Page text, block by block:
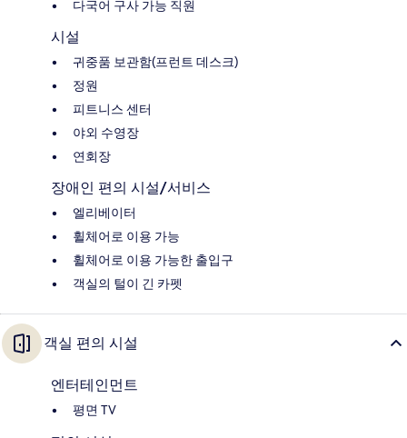
다국어 구사 가능 직원
시설
귀중품 보관함(프런트 데스크)
정원
피트니스 센터
야외 수영장
연회장
장애인 편의 시설/서비스
엘리베이터
휠체어로 이용 가능
휠체어로 이용 가능한 출입구
객실의 털이 긴 카펫
객실 편의 시설
엔터테인먼트
평면 TV